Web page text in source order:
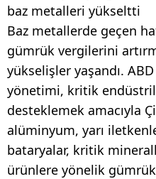
baz metalleri yükseltti
Baz metallerde geçen
gümrük vergilerini
yükselişler yaşandı.
yönetimi, kritik
desteklemek amacıyla
alüminyum, yarı
bataryalar, kritik
ürünlere yönelik